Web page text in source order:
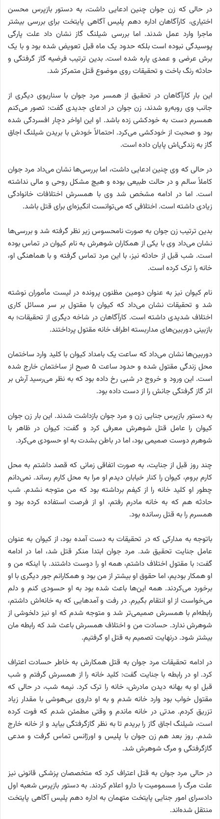
در حالی که زن جوان چنین ادعایی داشت، به دستور بازپرس محسن
اختیاری، کارآگاهان اداره دهم پلیس آگاهی پایتخت برای بررسی بیشتر
ماجرا وارد عمل شدند. اما بررسی شیلنگ گاز نشان داد علت پارگی
پوسیدگی نبوده است بلکه حدود یک ماه قبل تعویض شده بود و با یک
برش عرضی و عمدی پاره شده است. بدین ترتیب فرضیه گاز گرفتگی و
حادثه رنگ باخت و تحقیقات روی موضوع قتل متمرکز شد.
این بار کارآگاهان در تحقیق از همسر مرد جوان با سناریوی دیگری از
جانب وی روبه‌رو شدند، زن جوان در ادعای جدیدی گفت: تصور می‌کنم
همسرم دست به خودکشی زده باشد. او این اواخر دچار افسردگی شده
بود و صحبت از خودکشی می‌کرد. احتمالاً خودش با بریدن شیلنگ اجاق
گاز به زندگی‌اش پایان داده است.
در حالی که وی چنین ادعایی داشت، اما بررسی‌ها نشان می‌داد مرد جوان
کاملاً سالم و در حالت طبیعی بوده و هیچ مشکل روحی و مالی نداشته
است. اما در ادامه مشخص شد وی با همسرش اختلافات خانوادگی
زیادی داشته است. اختلافی که می‌توانست انگیزه‌ای برای قتل باشد.
بدین ترتیب زن جوان به صورت نامحسوس زیر نظر گرفته شد و بررسی‌ها
نشان می‌داد وی با یکی از همکاران شوهرش به نام کیوان در تماس بوده
است. شب قبل از حادثه نیز، با این مرد تماس گرفته و با هماهنگی او،
خانه را ترک کرده است.
نام کیوان نیز به عنوان دومین مظنون پرونده در لیست مأموران نوشته
شد و تحقیقات نشان می‌داد که کیوان با مقتول بر سر مسائل کاری
اختلاف شدیدی داشته است. کارآگاهان در شاخه دیگری از تحقیقات؛ به
بازبینی دوربین‌های مداربسته اطراف خانه مقتول پرداختند.
دوربین‌ها نشان می‌داد که ساعت یک بامداد کیوان با کلید وارد ساختمان
محل زندگی مقتول شده و حدود ساعت ۵ صبح از ساختمان خارج شده
است. این ورود و خروج در شبی رخ داده بود که به نظر می‌رسید آرش بر
اثر گاز گرفتگی جانش را از دست داده بود.
به دستور بازپرس جنایی زن و مرد جوان بازداشت شدند. این بار زن جوان
کیوان را عامل قتل شوهرش معرفی کرد و گفت: کیوان در ظاهر با
شوهرم دوست صمیمی بود، اما در باطن بشدت به او حسودی می‌کرد.
چند روز قبل از جنایت، به صورت اتفاقی زمانی که قصد داشتم به محل
کارم بروم، کیوان را کنار خیابان دیدم او مرا به محل کارم رساند. نمی‌دانم
چطور او کلید خانه را از کیفم برداشته بود که من متوجه نشدم. شب
حادثه هم که به خانه مادرم رفتم، او از فرصت استفاده کرده بود و
همسرم را به قتل رسانده بود.
باتوجه به مدارکی که در تحقیقات به دست آمده بود، از کیوان به عنوان
عامل جنایت تحقیق شد. مرد جوان ابتدا منکر قتل شد، اما در ادامه
گفت: با مقتول اختلاف داشتم، همه او را دوست داشتند. با اینکه من و
او همکار بودیم، اما حقوق او بیشتر از من بود و همکارانم جور دیگری با او
برخورد می‌کردند. همه این‌ها باعث شده بود به او حسودی کنم و دلم
می‌خواست از او انتقام بگیرم. در رفت و آمد‌هایی که به خانه‌اش داشتم،
رابطه‌ام با همسرش صمیمی‌تر شد و متوجه شدم که او نیز دلخوشی از
شوهرش ندارد. حسادت من و اختلاف همسرش باعث شد که رابطه مان
بیشتر شود. درنهایت تصمیم به قتل او گرفتیم.
در ادامه تحقیقات مرد جوان به قتل همکارش به خاطر حسادت اعتراف
کرد. او در رابطه با جنایت گفت: کلید خانه را از همسرش گرفتم و شب
قبل او به بهانه دیدن مادرش، خانه را ترک کرد. نیمه شب، در حالی که
مقتول خواب بود وارد خانه شدم و به او داروی بی‌هوشی با مقدار زیاد
تزریق کردم. مدتی در خانه ماندم و وقتی مطمئن شدم که فوت کرده
است، شیلنگ اجاق گاز را بریدم تا به نظر گازگرفتگی بیاید و از خانه خارج
شدم. روز بعد هم زن جوان با پلیس و اورژانس تماس گرفت و مدعی
گازگرفتگی و مرگ شوهرش شد.
در حالی مرد جوان به قتل اعتراف کرد که متخصصان پزشکی قانونی نیز
علت مرگ را مسمومیت با دارو اعلام کردند. به دستور بازپرس شعبه اول
دادسرای امور جنایی پایتخت متهمان به اداره دهم پلیس آگاهی پایتخت
منتقل شده‌اند.